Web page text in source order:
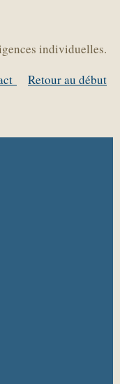
individuelles.
Retour au début